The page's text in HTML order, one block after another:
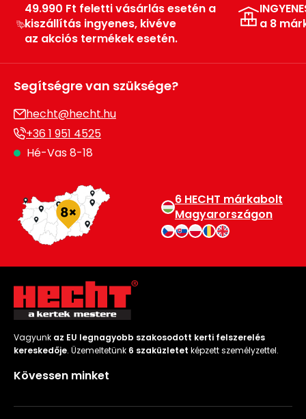
49.990 Ft feletti vásárlás esetén a
kiszállítás ingyenes, kivéve
az akciós termékek esetén.
a 8
Segítségre van szüksége?
hecht@hecht.hu
+36 1 951 4525
Hé-Vas 8-18
6 HECHT márkabolt
Magyarországon
Vagyunk az EU legnagyobb szakosodott kerti felszerelés
kereskedője. Üzemeltetünk 6 szaküzletet képzett személyzettel.
Kövessen minket